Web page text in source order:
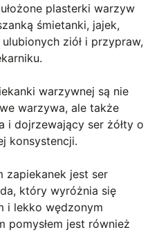
plasterki warzyw
śmietanki, jajek,
ziół i przypraw,
warzywnej są nie
warzywa, ale także
i dojrzewający ser żółty o
konsystencji.
zapiekanek jest ser
który wyróżnia się
i lekko wędzonym
pomysłem jest również